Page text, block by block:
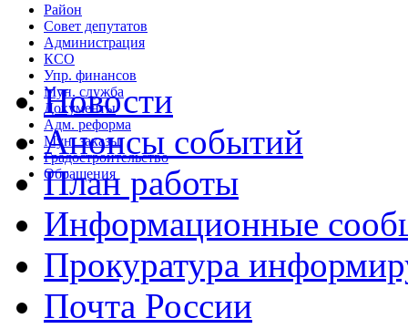
Район
Совет депутатов
Администрация
КСО
Упр. финансов
Мун. служба
Документы
Адм. реформа
Мун. заказы
Градостроительство
Обращения
Новости
Анонсы событий
План работы
Информационные
Прокуратура
Почта России